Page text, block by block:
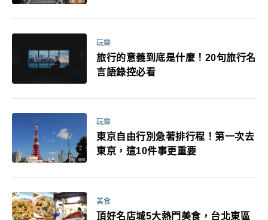
玩樂
旅行的意義到底是什麼！20句旅行名
言語錄控必看
玩樂
東京自由行別急著排行程！第一次去
東京，這10件事更重要
美食
頂好名店城5大熱門美食，台北東區